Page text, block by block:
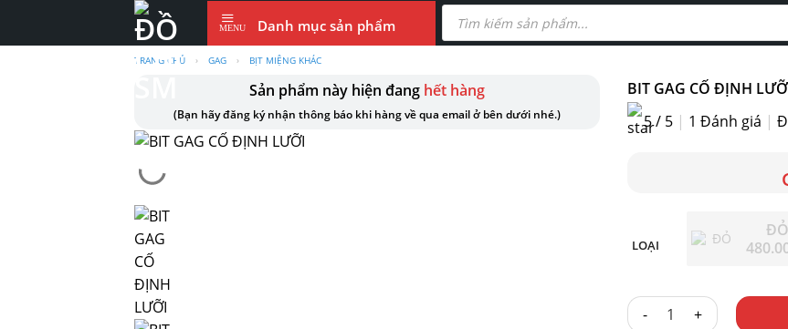
Danh mục sản phẩm
Tìm
kiếm
phẩm
TRANG CHỦ › GAG › BỊT MIỆNG KHÁC
Sản phẩm này hiện đang hết hàng
(Bạn hãy đăng ký nhận thông báo khi hàng về qua email ở bên dưới nhé.)
BIT GAG CỐ ĐỊNH
5 / 5 | 1 Đánh giá |
LOẠI
ĐỎ
BIT GAG CỐ ĐỊNH LƯỠI